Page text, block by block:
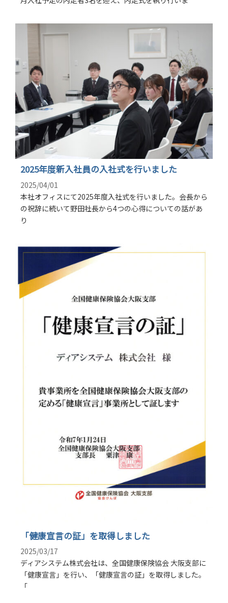
2025年度新入社員の入社式を行いました
2025/04/01
本社オフィスにて2025年度入社式を行いました。会長から
の祝辞に続いて野田社長から4つの心得についての話があ
り
「健康宣言の証」を取得しました
2025/03/17
ディアシステム株式会社は、全国健康保険協会 大阪支部に
「健康宣言」を行い、「健康宣言の証」を取得しました。
「